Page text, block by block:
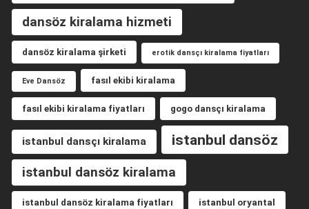
dansöz kiralama hizmeti
dansöz kiralama şirketi erotik dansçı kiralama fiyatları
Eve Dansöz fasıl ekibi kiralama
fasıl ekibi kiralama fiyatları gogo dansçı kiralama
istanbul dansçı kiralama istanbul dansöz
istanbul dansöz kiralama
istanbul dansöz kiralama fiyatları istanbul oryantal